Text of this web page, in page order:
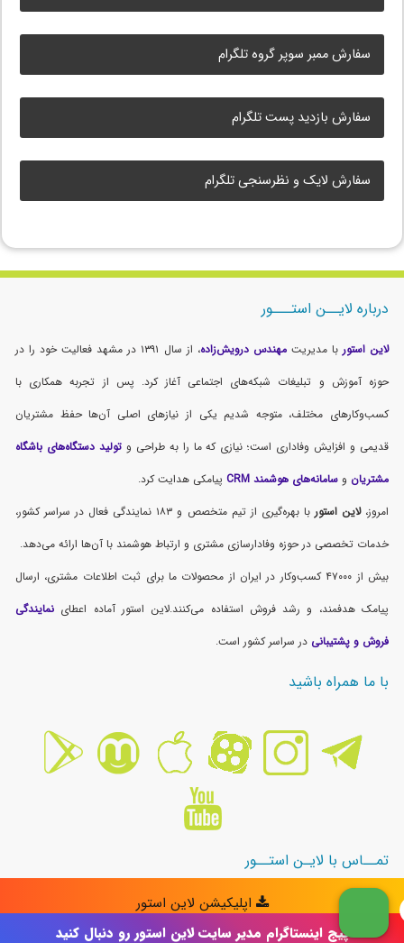
سفارش ممبر سوپر گروه تلگرام
سفارش بازدید پست تلگرام
سفارش لایک و نظرسنجی تلگرام
پیج اینستاگرام مدیر سایت لاین استور رو دنبال کنید